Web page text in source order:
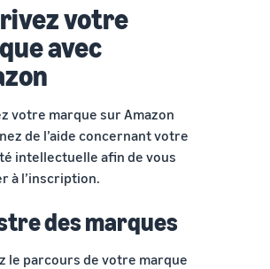
votre
avec
votre marque sur Amazon
de l’aide concernant votre
intellectuelle afin de vous
à l’inscription.
des marques
le parcours de votre marque